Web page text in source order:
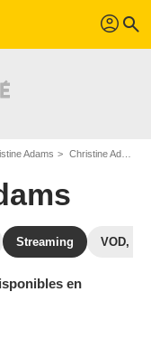
profil search
Adams Christine Adams : Films et séries online
Streaming VOD,
en